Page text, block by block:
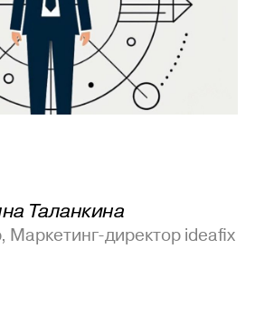
Таланкина
Маркетинг-директор ideafix